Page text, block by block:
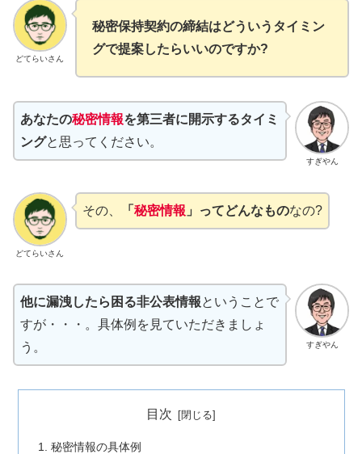
どてらいさん
秘密保持契約の締結はどういうタイミン
グで提案したらいいのですか?
すぎやん
あなたの秘密情報を第三者に開示するタイミ
ングと思ってください。
どてらいさん
その、 「 秘密情報 」ってどんなものなの?
すぎやん
他に漏洩したら困る非公表情報ということで
すが・・・。具体例を見ていただきましょ
う。
目次
秘密情報の具体例